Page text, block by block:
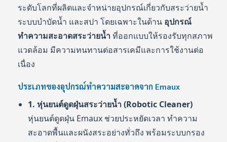
ระดับโลกที่ผลิตและจำหน่ายอุปกรณ์เกี่ยวกับสระว่ายน้ำ
ระบบบำบัดน้ำ และสปา โดยเฉพาะในด้าน อุปกรณ์
ทำความสะอาดสระว่ายน้ำที่ออกแบบให้รองรับทุกสภาพ
แวดล้อม มีความทนทานต่อสารเคมีและการใช้งานต่อ
เนื่อง
ประเภทของอุปกรณ์ทำความสะอาดจาก Emaux
1. หุ่นยนต์ดูดฝุ่นสระว่ายน้ำ (Robotic Cleaner)
หุ่นยนต์ดูดฝุ่น Emaux ช่วยประหยัดเวลา ทำความ
สะอาดพื้นและผนังสระอย่างทั่วถึง พร้อมระบบกรอง